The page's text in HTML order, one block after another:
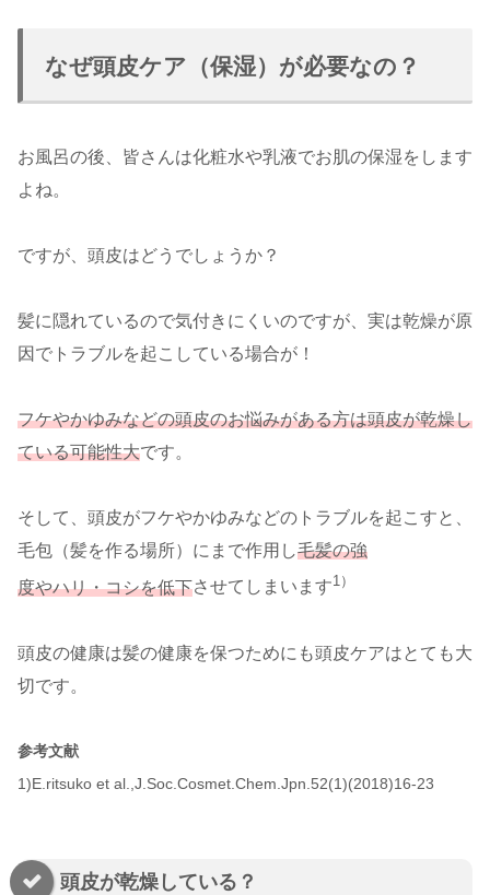
なぜ頭皮ケア（保湿）が必要なの？
お風呂の後、皆さんは化粧水や乳液でお肌の保湿をします
よね。
ですが、頭皮はどうでしょうか？
髪に隠れているので気付きにくいのですが、実は乾燥が原
因でトラブルを起こしている場合が！
フケやかゆみなどの頭皮のお悩みがある方は頭皮が乾燥し
ている可能性大です。
そして、頭皮がフケやかゆみなどのトラブルを起こすと、
毛包（髪を作る場所）にまで作用し毛髪の強
度やハリ・コシを低下させてしまいます1）
頭皮の健康は髪の健康を保つためにも頭皮ケアはとても大
切です。
参考文献
1)E.ritsuko et al.,J.Soc.Cosmet.Chem.Jpn.52(1)(2018)16-23
頭皮が乾燥している？